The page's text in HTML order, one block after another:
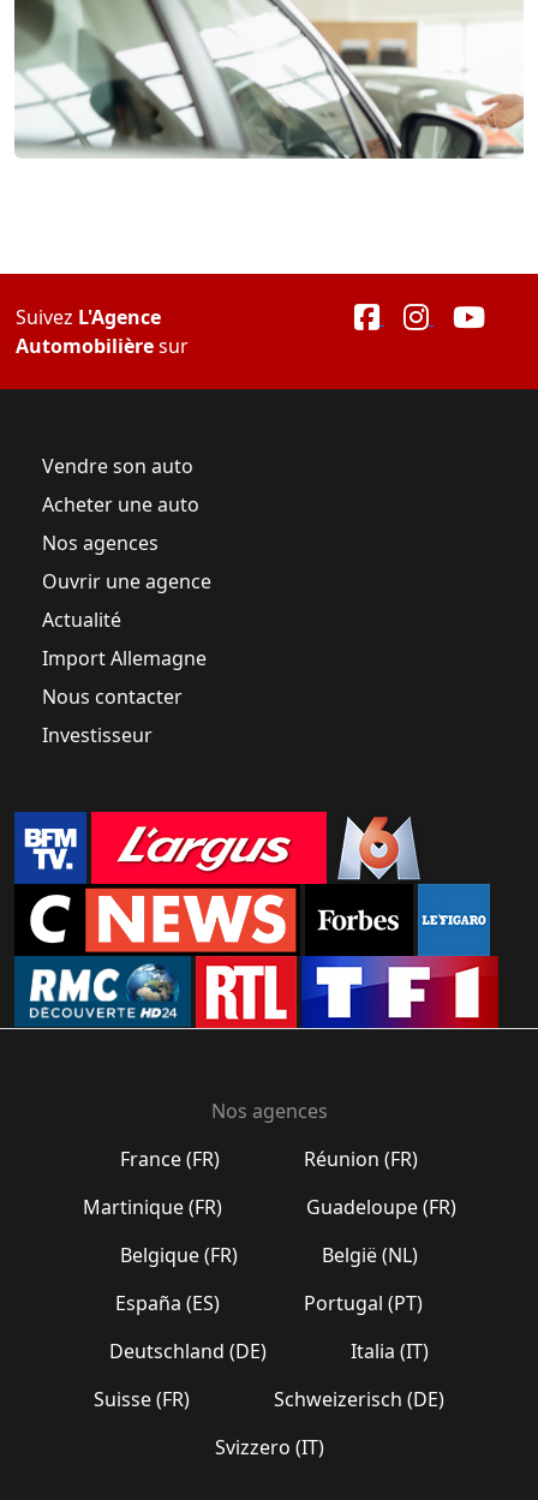
Suivez L'Agence
Automobilièresur
Vendre son auto
Acheter une auto
Nos agences
Ouvrir une agence
Actualité
Import Allemagne
Nous contacter
Investisseur
Nos agences
France (FR)
Réunion (FR)
Martinique (FR)
Guadeloupe (FR)
Belgique (FR)
België (NL)
España (ES)
Portugal (PT)
Deutschland (DE)
Italia (IT)
Suisse (FR)
Schweizerisch (DE)
Svizzero (IT)